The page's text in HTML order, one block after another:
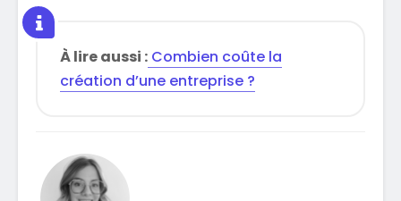
À lire aussi : Combien coûte la
création d’une entreprise ?